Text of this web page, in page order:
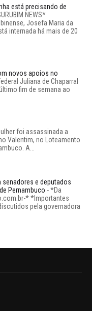
está precisando de
NEWS*
Josefa Maria da
internada há mais de 20
novos apoios no
Juliana de Chaparral
fim de semana ao
foi assassinada a
Valentim, no Loteamento
A...
senadores e deputados
Pernambuco -*Da
* *Importantes
pela governadora